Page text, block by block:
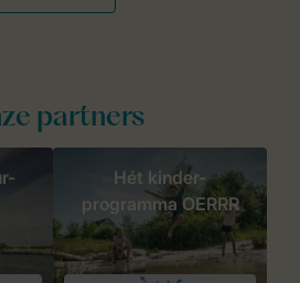
partners
Hét kinder-
programma OERRR